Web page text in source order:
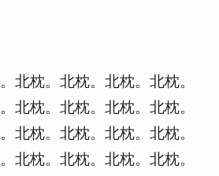
北枕。北枕。北枕。北枕。
北枕。北枕。北枕。北枕。
北枕。北枕。北枕。北枕。
北枕。北枕。北枕。北枕。